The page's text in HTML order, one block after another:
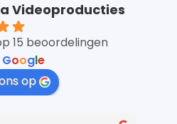
Videoproducties
15 beoordelingen
Google
op